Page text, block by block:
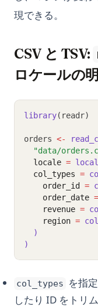
現できる。
CSV と TSV:
ロケールの
library(readr)
orders <-
"data/
  locale
=
  col_types
=
    order_id
=
    order_date
=
    revenue
=
    region
=
)
)
col_types
を指
したり ID をトリ